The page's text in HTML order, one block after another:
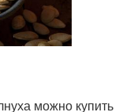
можно купить